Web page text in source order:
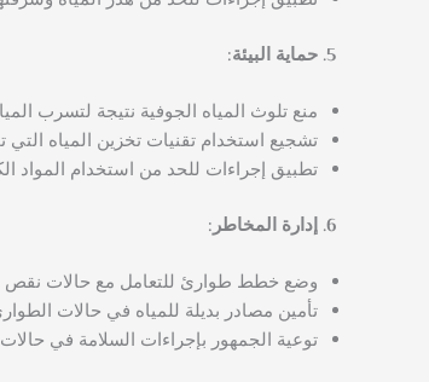
حماية البيئة:
منع تلوث المياه الجوفية نتيجة لتسرب
تشجيع استخدام تقنيات تخزين المياه التي
تطبيق إجراءات للحد من استخدام المواد
إدارة المخاطر:
وضع خطط طوارئ للتعامل مع حالات نقص
تأمين مصادر بديلة للمياه في حالات
توعية الجمهور بإجراءات السلامة في